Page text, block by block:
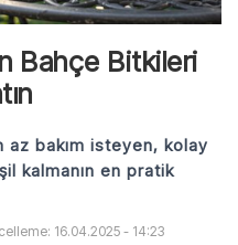
Bahçe Bitkileri
bakım isteyen, kolay
kalmanın en pratik
16.04.2025 - 14:23